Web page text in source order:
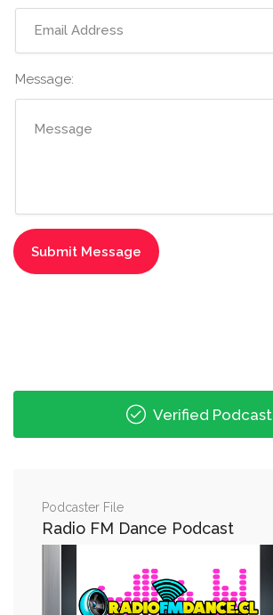
Message:
Verified Podcast
Podcaster File
Radio FM Dance Podcast